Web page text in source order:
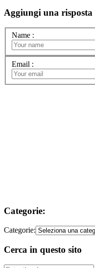
Aggiungi una risposta
Name :
Email :
Categorie:
Categorie:
Cerca in questo sito